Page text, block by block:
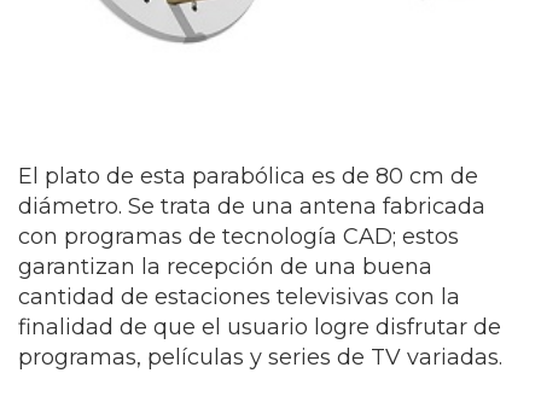
El plato de esta parabólica es de 80 cm de
diámetro. Se trata de una antena fabricada
con programas de tecnología CAD; estos
garantizan la recepción de una buena
cantidad de estaciones televisivas con la
finalidad de que el usuario logre disfrutar de
programas, películas y series de TV variadas.